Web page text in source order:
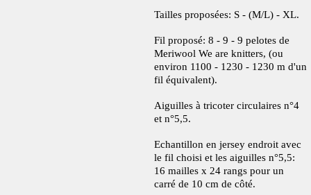
Tailles proposées: S - (M/L) - XL.
Fil proposé: 8 - 9 - 9 pelotes de
Meriwool We are knitters, (ou
environ 1100 - 1230 - 1230 m d'un
fil équivalent).
Aiguilles à tricoter circulaires n°4
et n°5,5.
Echantillon en jersey endroit avec
le fil choisi et les aiguilles n°5,5:
16 mailles x 24 rangs pour un
carré de 10 cm de côté.